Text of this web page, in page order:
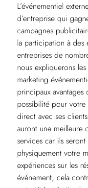
L’événementiel
d’entreprise qui
campagnes
la participation à des
entreprises de
nous expliquerons
marketing
principaux avantages
possibilité pour votre
direct avec ses
auront une meilleure
services car ils
physiquement votre
expériences sur les
événement, cela